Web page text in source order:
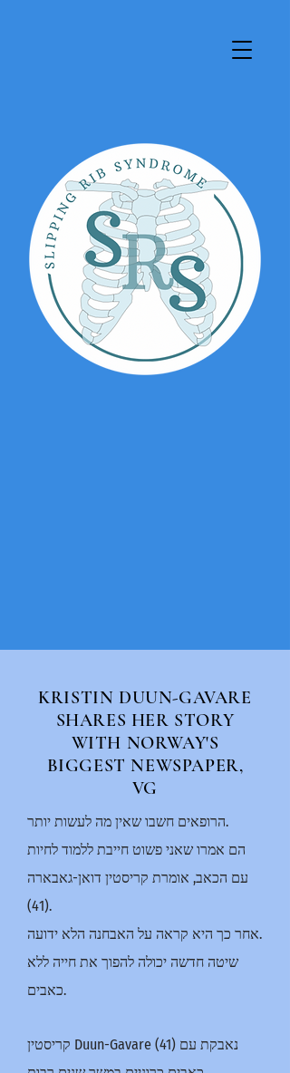
KRISTIN DUUN-GAVARE
SHARES HER STORY
WITH NORWAY'S
BIGGEST NEWSPAPER,
VG
הרופאים חשבו שאין מה לעשות יותר.
הם אמרו שאני פשוט חייבת ללמוד לחיות
עם הכאב, אומרת קריסטין דואן-גאבארה
(41).
אחר כך היא קראה על האבחנה הלא ידועה.
שיטה חדשה יכולה להפוך את חייה ללא
כאבים.
קריסטין Duun-Gavare (41) נאבקת עם